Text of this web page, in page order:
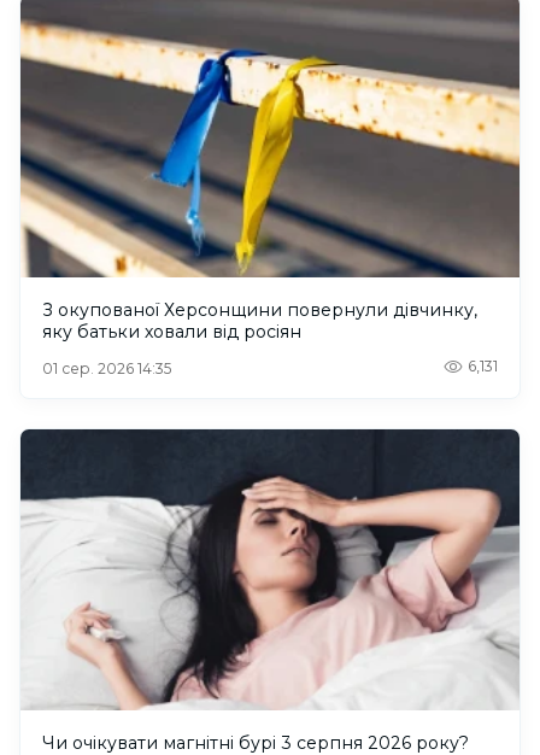
З окупованої Херсонщини повернули дівчинку,
яку батьки ховали від росіян
01 сер. 2026 14:35 6,131
Чи очікувати магнітні бурі 3 серпня 2026 року?